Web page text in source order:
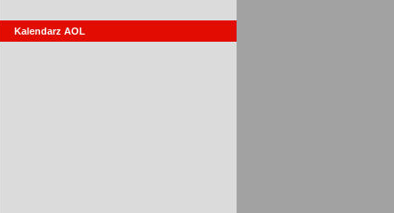
Kalendarz AOL